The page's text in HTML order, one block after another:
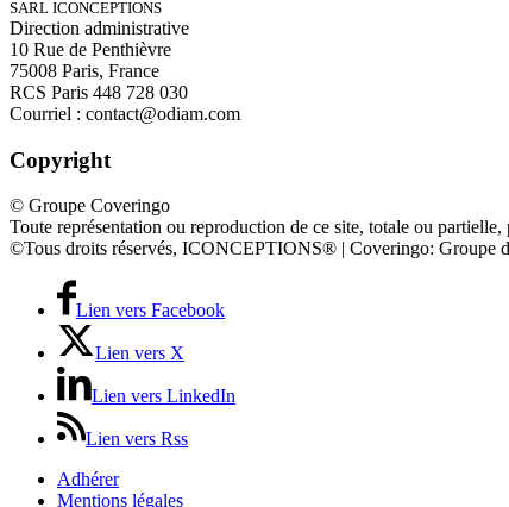
SARL ICONCEPTIONS
Direction administrative
10 Rue de Penthièvre
75008 Paris, France
RCS Paris 448 728 030
Courriel : contact@odiam.com
Copyright
© Groupe Coveringo
Toute représentation ou reproduction de ce site, totale ou
©Tous droits réservés, ICONCEPTIONS® | Coveringo: Groupe
Lien vers Facebook
Lien vers X
Lien vers LinkedIn
Lien vers Rss
Adhérer
Mentions légales